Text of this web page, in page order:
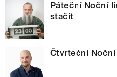
Páteční Noční
stačit
Čtvrteční